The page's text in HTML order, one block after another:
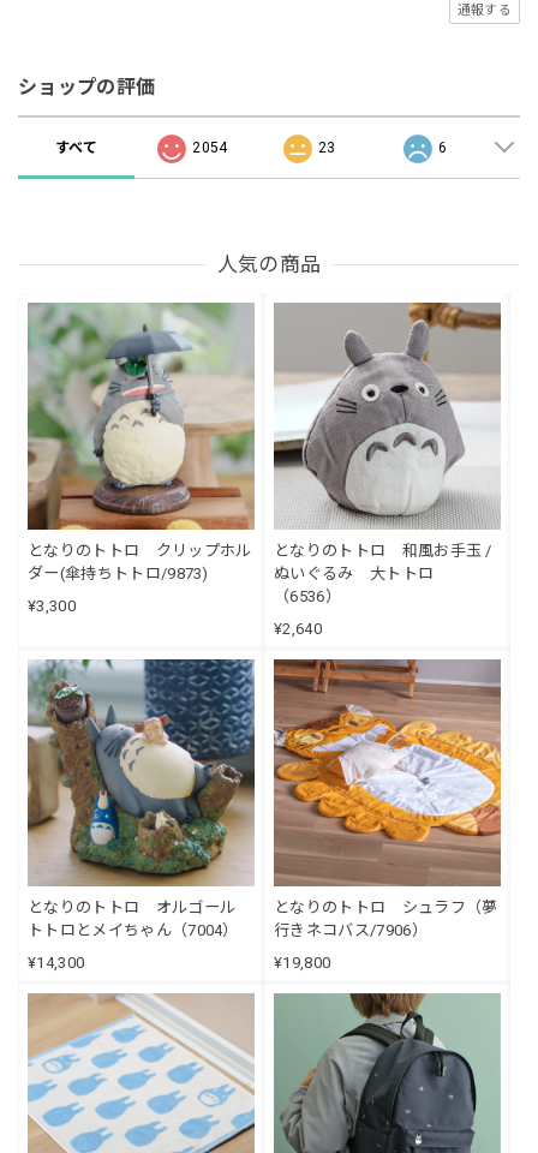
通報する
ショップの評価
すべて 2054 23 6
人気の商品
となりのトトロ クリップホル
ダー(傘持ちトトロ/9873)
¥3,300
となりのトトロ 和風お手玉 /
ぬいぐるみ 大トトロ
（6536）
¥2,640
となりのトトロ オルゴール
トトロとメイちゃん（7004）
¥14,300
となりのトトロ シュラフ（夢
行きネコバス/7906）
¥19,800